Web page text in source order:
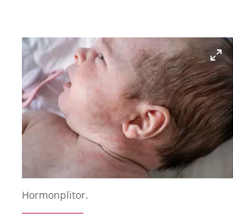
Förstora bilden
Hormonplitor.